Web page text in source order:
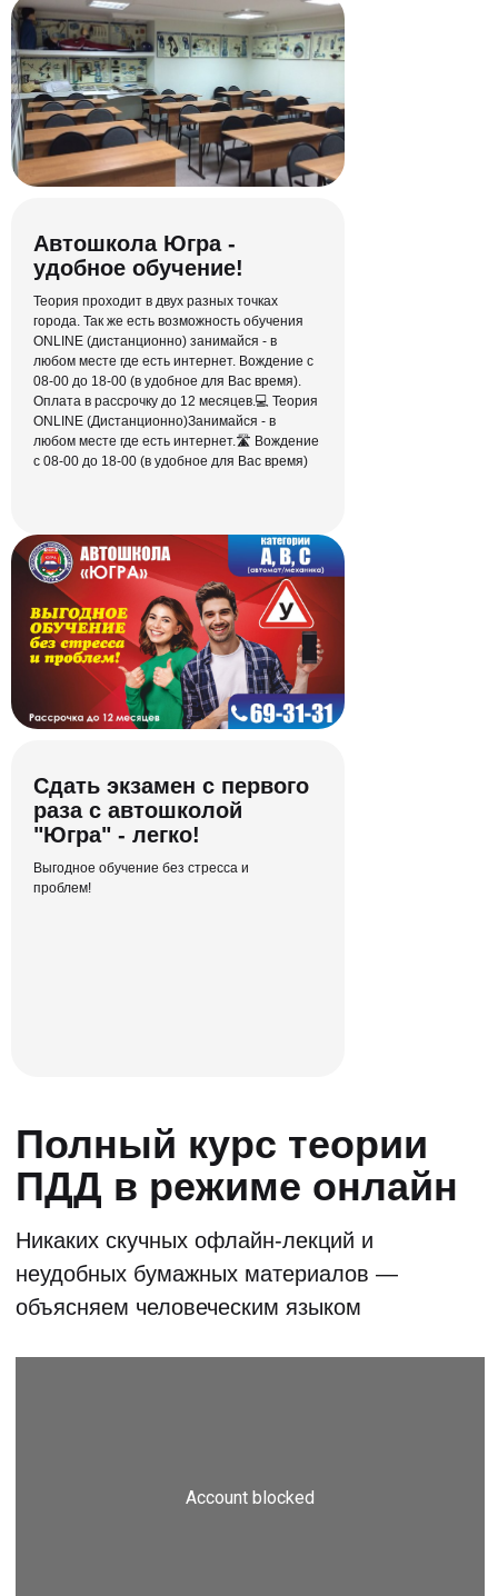
Автошкола Югра -
удобное обучение!
Теория проходит в двух разных точках
города. Так же есть возможность обучения
ONLINE (дистанционно) занимайся - в
любом месте где есть интернет. Вождение с
08-00 до 18-00 (в удобное для Вас время).
Оплата в рассрочку до 12 месяцев.💻 Теория
ONLINE (Дистанционно)Занимайся - в
любом месте где есть интернет.🛣 Вождение
с 08-00 до 18-00 (в удобное для Вас время)
Сдать экзамен с первого
раза с автошколой
"Югра" - легко!
Выгодное обучение без стресса и
проблем!
Конспект для
каждого урока
Мы знаем, что у каждого свой способ
лучше запомнить материал —
конспект останется у тебя навсегда
Отслеживать свой прогресс по
количеству пройденных уроков и
Простой для
вас интерфейс
Информация о том, как правильно
выбрать автошколу машину и много
для учеников